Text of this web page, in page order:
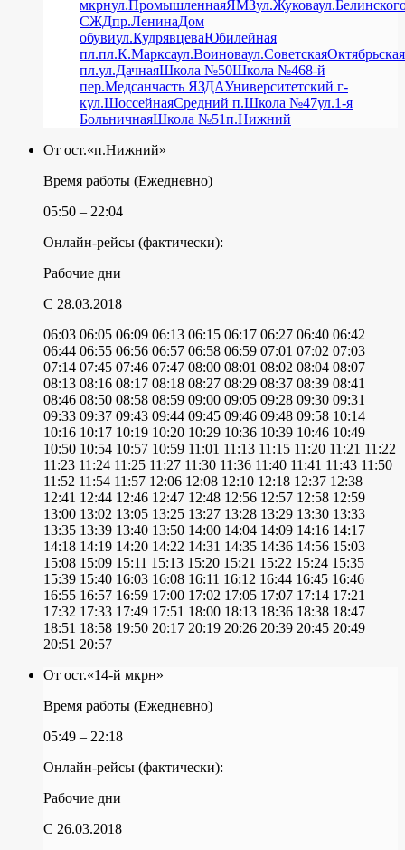
мкрнул.ПромышленнаяЯМЗул.Жуковаул.Белинского
СЖДпр.ЛенинаДом
обувиул.КудрявцеваЮбилейная
пл.пл.К.Марксаул.Воиноваул.СоветскаяОктябрьская
пл.ул.ДачнаяШкола №50Школа №468-й
пер.Медсанчасть ЯЗДАУниверситетский г-
кул.ШоссейнаяСредний п.Школа №47ул.1-я
БольничнаяШкола №51п.Нижний
От ост.«п.Нижний»
Время работы (Ежедневно)
05:50 – 22:04
Онлайн-рейсы (фактически):
Рабочие дни
C 28.03.2018
06:03 06:05 06:09 06:13 06:15 06:17 06:27 06:40 06:42
06:44 06:55 06:56 06:57 06:58 06:59 07:01 07:02 07:03
07:14 07:45 07:46 07:47 08:00 08:01 08:02 08:04 08:07
08:13 08:16 08:17 08:18 08:27 08:29 08:37 08:39 08:41
08:46 08:50 08:58 08:59 09:00 09:05 09:28 09:30 09:31
09:33 09:37 09:43 09:44 09:45 09:46 09:48 09:58 10:14
10:16 10:17 10:19 10:20 10:29 10:36 10:39 10:46 10:49
10:50 10:54 10:57 10:59 11:01 11:13 11:15 11:20 11:21 11:22
11:23 11:24 11:25 11:27 11:30 11:36 11:40 11:41 11:43 11:50
11:52 11:54 11:57 12:06 12:08 12:10 12:18 12:37 12:38
12:41 12:44 12:46 12:47 12:48 12:56 12:57 12:58 12:59
13:00 13:02 13:05 13:25 13:27 13:28 13:29 13:30 13:33
13:35 13:39 13:40 13:50 14:00 14:04 14:09 14:16 14:17
14:18 14:19 14:20 14:22 14:31 14:35 14:36 14:56 15:03
15:08 15:09 15:11 15:13 15:20 15:21 15:22 15:24 15:35
15:39 15:40 16:03 16:08 16:11 16:12 16:44 16:45 16:46
16:55 16:57 16:59 17:00 17:02 17:05 17:07 17:14 17:21
17:32 17:33 17:49 17:51 18:00 18:13 18:36 18:38 18:47
18:51 18:58 19:50 20:17 20:19 20:26 20:39 20:45 20:49
20:51 20:57
От ост.«14-й мкрн»
Время работы (Ежедневно)
05:49 – 22:18
Онлайн-рейсы (фактически):
Рабочие дни
C 26.03.2018